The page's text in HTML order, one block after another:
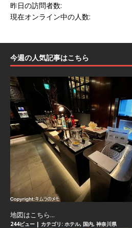
昨日の訪問者数:
現在オンライン中の人数:
今週の人気記事はこちら
地図はこちら...
244ビュー | カテゴリ: ホテル, 国内, 神奈川県